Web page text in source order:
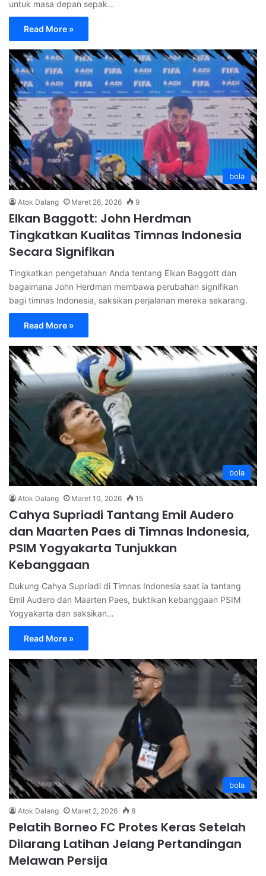
untuk masa depan sepak…
Read More »
bola
Atok Dalang Maret 26, 2026 9
Elkan Baggott: John Herdman
Tingkatkan Kualitas Timnas Indonesia
Secara Signifikan
Tingkatkan pengetahuan Anda tentang Elkan Baggott dan
bagaimana John Herdman membawa perubahan signifikan
bagi timnas Indonesia, saksikan perjalanan mereka sekarang.
Read More »
bola
Atok Dalang Maret 10, 2026 15
Cahya Supriadi Tantang Emil Audero
dan Maarten Paes di Timnas Indonesia,
PSIM Yogyakarta Tunjukkan
Kebanggaan
Dukung Cahya Supriadi di Timnas Indonesia saat ia tantang
Emil Audero dan Maarten Paes, buktikan kebanggaan PSIM
Yogyakarta dan saksikan…
Read More »
bola
Atok Dalang Maret 2, 2026 8
Pelatih Borneo FC Protes Keras Setelah
Dilarang Latihan Jelang Pertandingan
Melawan Persija